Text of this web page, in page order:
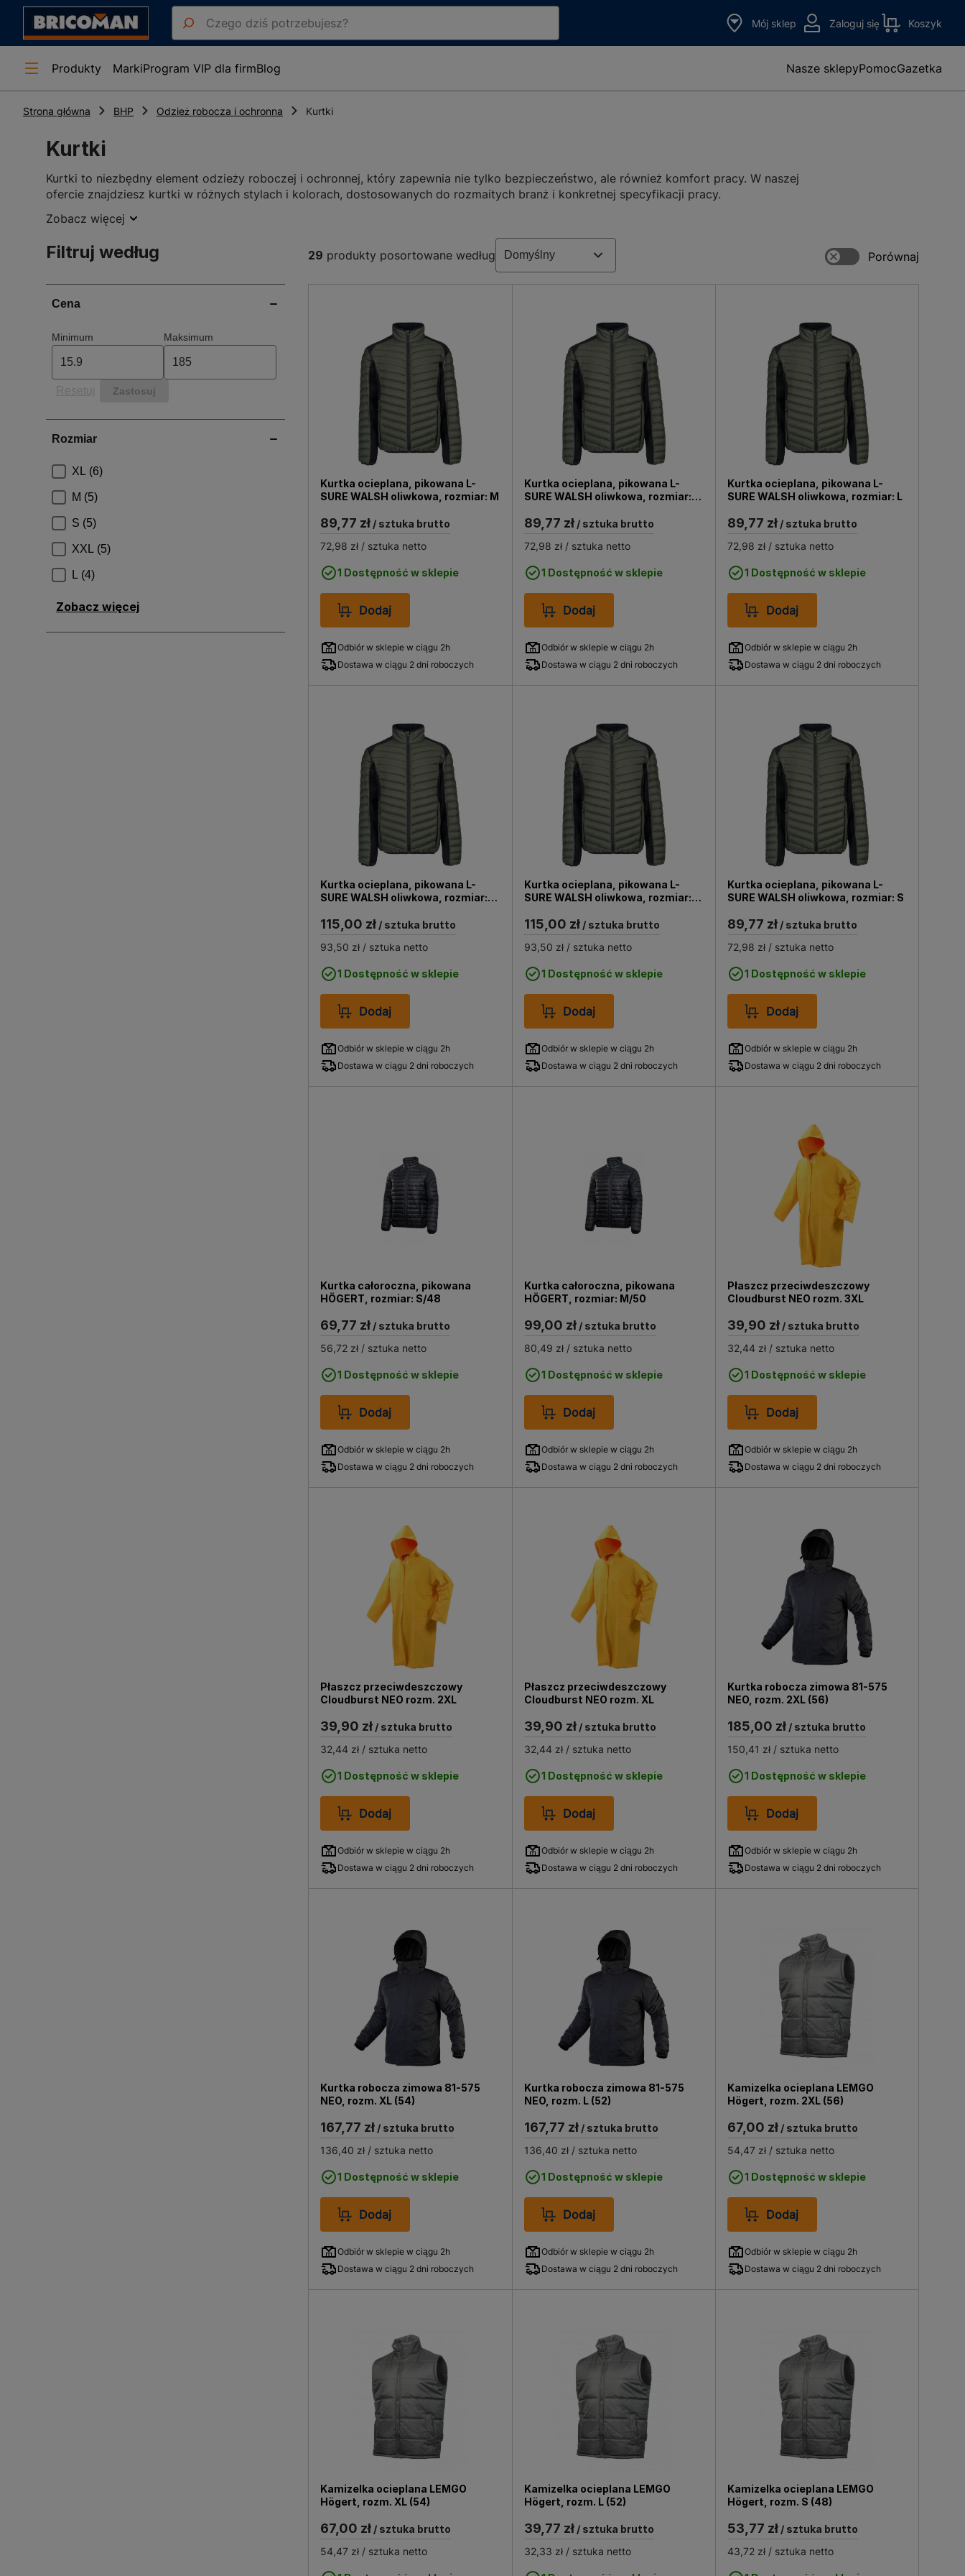
Mój sklep Zaloguj się Koszyk
Produkty MarkiProgram VIP dla firmBlog Nasze sklepyPomocGazetka
Strona główna BHP Odzież robocza i ochronna Kurtki
Kurtki
Kurtki to niezbędny element odzieży roboczej i ochronnej, który zapewnia nie tylko bezpieczeństwo, ale również komfort pracy. W naszej
ofercie znajdziesz kurtki w różnych stylach i kolorach, dostosowanych do rozmaitych branż i konkretnej specyfikacji pracy.
Kurtki - zastosowanie
Dzięki ergonomicznym krojowi i elastycznym materiałom nasze kurtki gwarantują pełną swobodę ruchu podczas pracy, co przekłada się na
Kurtki z naszej oferty pełnią także funkcję ochronną, zabezpieczając przed zimnem, deszczem czy wiatrem. Dodatkowe elementy, takie jak
odblaskowe paski czy kaptury z regulacją, sprawiają, że nasze produkty są idealnym wyborem do pracy w trudnych warunkach.
Nasze kurtki wykonane są z wysokiej jakości materiałów, które zapewniają trwałość i odporność na uszkodzenia mechaniczne. Ponadto, dzięki
zastosowaniu nowoczesnych technologii i innowacyjnych rozwiązań, są łatwe w czyszczeniu i utrzymaniu.
Dzięki naszym kurtkom możesz skutecznie zabezpieczyć swoje ciało przed niebezpieczeństwami na stanowisku pracy, jednocześnie
prezentując się profesjonalnie i schludnie. Nie czekaj, wybierz nasze produkty, dbając o swoje bezpieczeństwo i komfort pracy!
Zobacz więcej
Filtruj według
Zobacz więcej
29 produkty posortowane według
Kurtka ocieplana, pikowana L-
SURE WALSH oliwkowa, rozmiar: M
89,77 zł/ sztuka brutto
72,98 zł/ sztuka netto
1 Dostępność w sklepie
Dodaj
Odbiór w sklepie w ciągu 2h
Dostawa w ciągu 2 dni roboczych
Kurtka ocieplana, pikowana L-
SURE WALSH oliwkowa, rozmiar:
89,77 zł/ sztuka brutto
72,98 zł/ sztuka netto
1 Dostępność w sklepie
Dodaj
Odbiór w sklepie w ciągu 2h
Dostawa w ciągu 2 dni roboczych
Kurtka ocieplana, pikowana L-
SURE WALSH oliwkowa, rozmiar: L
89,77 zł / sztuka brutto
72,98 zł / sztuka netto
1 Dostępność w sklepie
Dodaj
Odbiór w sklepie w ciągu 2h
Dostawa w ciągu 2 dni roboczych
Kurtka ocieplana, pikowana L-
SURE WALSH oliwkowa, rozmiar:
115,00 zł/ sztuka brutto
93,50 zł/ sztuka netto
1 Dostępność w sklepie
Dodaj
Odbiór w sklepie w ciągu 2h
Dostawa w ciągu 2 dni roboczych
Kurtka ocieplana, pikowana L-
SURE WALSH oliwkowa, rozmiar:
115,00 zł/ sztuka brutto
93,50 zł/ sztuka netto
1 Dostępność w sklepie
Dodaj
Odbiór w sklepie w ciągu 2h
Dostawa w ciągu 2 dni roboczych
Kurtka ocieplana, pikowana L-
SURE WALSH oliwkowa, rozmiar: S
89,77 zł / sztuka brutto
72,98 zł / sztuka netto
1 Dostępność w sklepie
Dodaj
Odbiór w sklepie w ciągu 2h
Dostawa w ciągu 2 dni roboczych
Kurtka całoroczna, pikowana
HÖGERT, rozmiar: S/48
69,77 zł/ sztuka brutto
56,72 zł/ sztuka netto
1 Dostępność w sklepie
Dodaj
Odbiór w sklepie w ciągu 2h
Dostawa w ciągu 2 dni roboczych
Kurtka całoroczna, pikowana
HÖGERT, rozmiar: M/50
99,00 zł/ sztuka brutto
80,49 zł/ sztuka netto
1 Dostępność w sklepie
Dodaj
Odbiór w sklepie w ciągu 2h
Dostawa w ciągu 2 dni roboczych
Płaszcz przeciwdeszczowy
Cloudburst NEO rozm. 3XL
39,90 zł / sztuka brutto
32,44 zł / sztuka netto
1 Dostępność w sklepie
Dodaj
Odbiór w sklepie w ciągu 2h
Dostawa w ciągu 2 dni roboczych
Płaszcz przeciwdeszczowy
Cloudburst NEO rozm. 2XL
39,90 zł/ sztuka brutto
32,44 zł/ sztuka netto
1 Dostępność w sklepie
Dodaj
Odbiór w sklepie w ciągu 2h
Dostawa w ciągu 2 dni roboczych
Płaszcz przeciwdeszczowy
Cloudburst NEO rozm. XL
39,90 zł/ sztuka brutto
32,44 zł/ sztuka netto
1 Dostępność w sklepie
Dodaj
Odbiór w sklepie w ciągu 2h
Dostawa w ciągu 2 dni roboczych
Kurtka robocza zimowa 81-575
NEO, rozm. 2XL (56)
185,00 zł / sztuka brutto
150,41 zł / sztuka netto
1 Dostępność w sklepie
Dodaj
Odbiór w sklepie w ciągu 2h
Dostawa w ciągu 2 dni roboczych
Kurtka robocza zimowa 81-575
NEO, rozm. XL (54)
167,77 zł/ sztuka brutto
136,40 zł/ sztuka netto
1 Dostępność w sklepie
Dodaj
Odbiór w sklepie w ciągu 2h
Dostawa w ciągu 2 dni roboczych
Kurtka robocza zimowa 81-575
NEO, rozm. L (52)
167,77 zł/ sztuka brutto
136,40 zł/ sztuka netto
1 Dostępność w sklepie
Dodaj
Odbiór w sklepie w ciągu 2h
Dostawa w ciągu 2 dni roboczych
Kamizelka ocieplana LEMGO
Högert, rozm. 2XL (56)
67,00 zł / sztuka brutto
54,47 zł / sztuka netto
1 Dostępność w sklepie
Dodaj
Odbiór w sklepie w ciągu 2h
Dostawa w ciągu 2 dni roboczych
Kamizelka ocieplana LEMGO
Högert, rozm. XL (54)
67,00 zł/ sztuka brutto
54,47 zł/ sztuka netto
Kamizelka ocieplana LEMGO
Högert, rozm. L (52)
39,77 zł/ sztuka brutto
32,33 zł/ sztuka netto
Kamizelka ocieplana LEMGO
Högert, rozm. S (48)
53,77 zł / sztuka brutto
43,72 zł / sztuka netto